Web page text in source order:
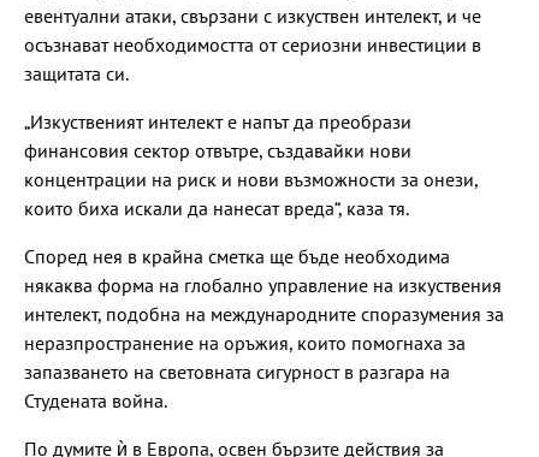
евентуални атаки, свързани с изкуствен интелект, и че
осъзнават необходимостта от сериозни инвестиции в
защитата си.
„Изкуственият интелект е напът да преобрази
финансовия сектор отвътре, създавайки нови
концентрации на риск и нови възможности за онези,
които биха искали да нанесат вреда“, каза тя.
Според нея в крайна сметка ще бъде необходима
някаква форма на глобално управление на изкуствения
интелект, подобна на международните споразумения за
неразпространение на оръжия, които помогнаха за
запазването на световната сигурност в разгара на
Студената война.
По думите ѝ в Европа, освен бързите действия за